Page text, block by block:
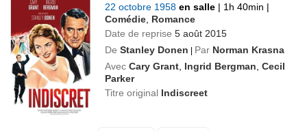
22 octobre 1958en salle | 1h 40min |
Comédie Romance
Date de reprise 5 août 2015
De Stanley Donen | Par Norman Krasna
Avec Cary Grant Ingrid Bergman ,Cecil
Parker
Titre original Indiscreet